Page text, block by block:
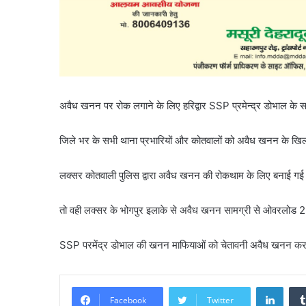
अवैध खनन पर रोक लगाने के लिए हरिद्वार SSP प्रमेन्द्र डोभाल के
जिले भर के सभी थाना प्रभारियों और कोतवालों को अवैध खनन के
लक्सर कोतवाली पुलिस द्वारा अवैध खनन की रोकथाम के लिए बनाई
तो वही लक्सर के भोगपुर इलाके से अवैध खनन सामग्री से ओवरलोड
SSP परमेंद्र डोभाल की खनन माफियाओं को चेतावनी अवैध खनन
Facebook Twitter